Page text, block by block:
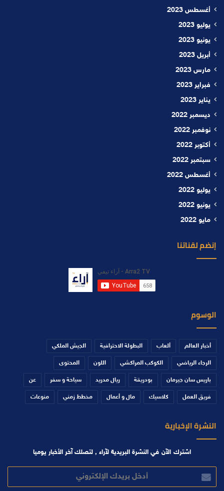
أغسطس 2023
يوليو 2023
يونيو 2023
أبريل 2023
مارس 2023
فبراير 2023
يناير 2023
ديسمبر 2022
نوفمبر 2022
أكتوبر 2022
سبتمبر 2022
أغسطس 2022
يوليو 2022
يونيو 2022
مايو 2022
إنضم لقناتنا
الوسوم
أخبار العالم ألعاب البطولة الاحترافية الجيش الملكي
الرجاء الرياضي الكوكب المراكشي اللون المحتوى
باريس سان جيرمان بودريقة ريال مدريد سياحة و سفر عن
فريق العمل كلاسيك مال و أعمال مخطط زمني منوعات
النشرة الإخبارية
اشترك الآن في النشرة البريدية لآراء , لتصلك آخر الأخبار يوميا
بريدك
الإلكتروني